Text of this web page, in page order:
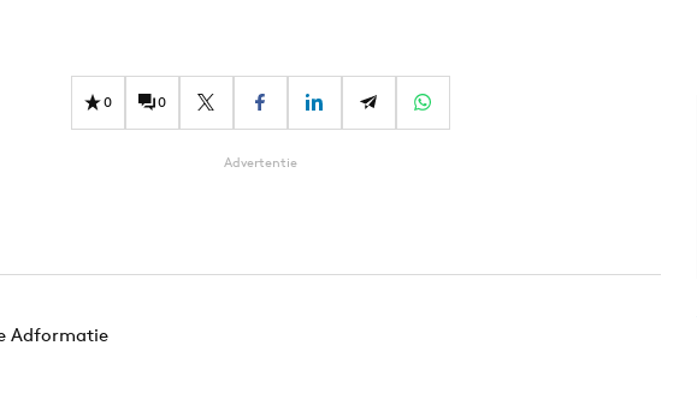
0 0
Advertentie
Adformatie